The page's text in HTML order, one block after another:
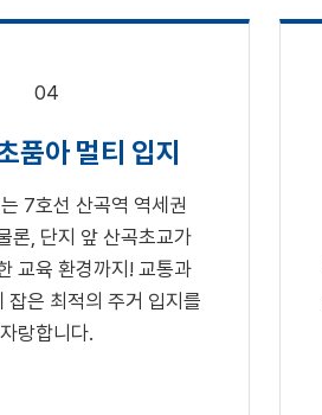
04
품아 멀티 입지
7호선 산곡역 역세권
론, 단지 앞 산곡초교가
교육 환경까지! 교통과
잡은 최적의 주거 입지를
자랑합니다.